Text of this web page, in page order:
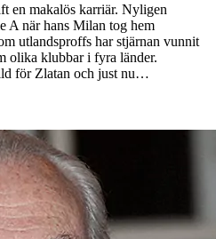
en makalös karriär. Nyligen
A när hans Milan tog hem
utlandsproffs har stjärnan vunnit
olika klubbar i fyra länder.
för Zlatan och just nu…